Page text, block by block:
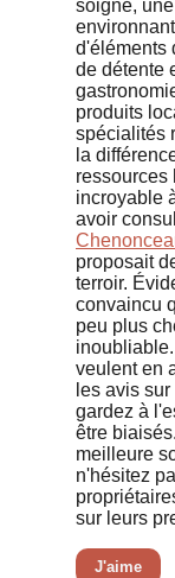
soigné,
d'éléments
de détente
produits
spécialités
la
ressources
incroyable
avoir
proposait
terroir.
convaincu
peu plus
veulent en
les avis
gardez à
être
meilleure
n'hésitez
sur leurs
J'aime